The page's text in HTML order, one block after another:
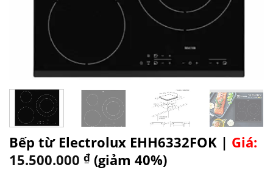
Bếp từ Electrolux EHH6332FOK | Giá:
15.500.000 ₫ (giảm 40%)